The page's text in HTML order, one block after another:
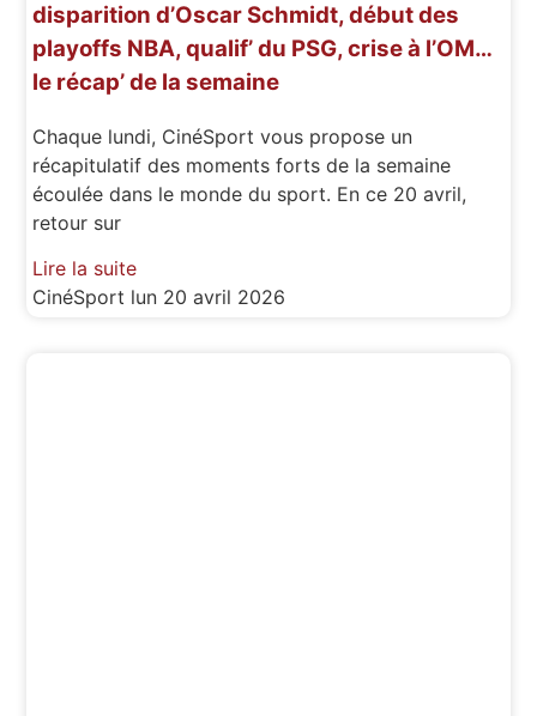
disparition d’Oscar Schmidt, début des
playoffs NBA, qualif’ du PSG, crise à l’OM…
le récap’ de la semaine
Chaque lundi, CinéSport vous propose un
récapitulatif des moments forts de la semaine
écoulée dans le monde du sport. En ce 20 avril,
retour sur
Lire la suite
CinéSport lun 20 avril 2026